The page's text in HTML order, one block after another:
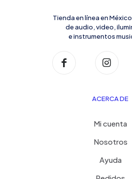
Tienda en línea en
de audio, video,
e instrumentos
ACERCA DE
Mi cuenta
Nosotros
Ayuda